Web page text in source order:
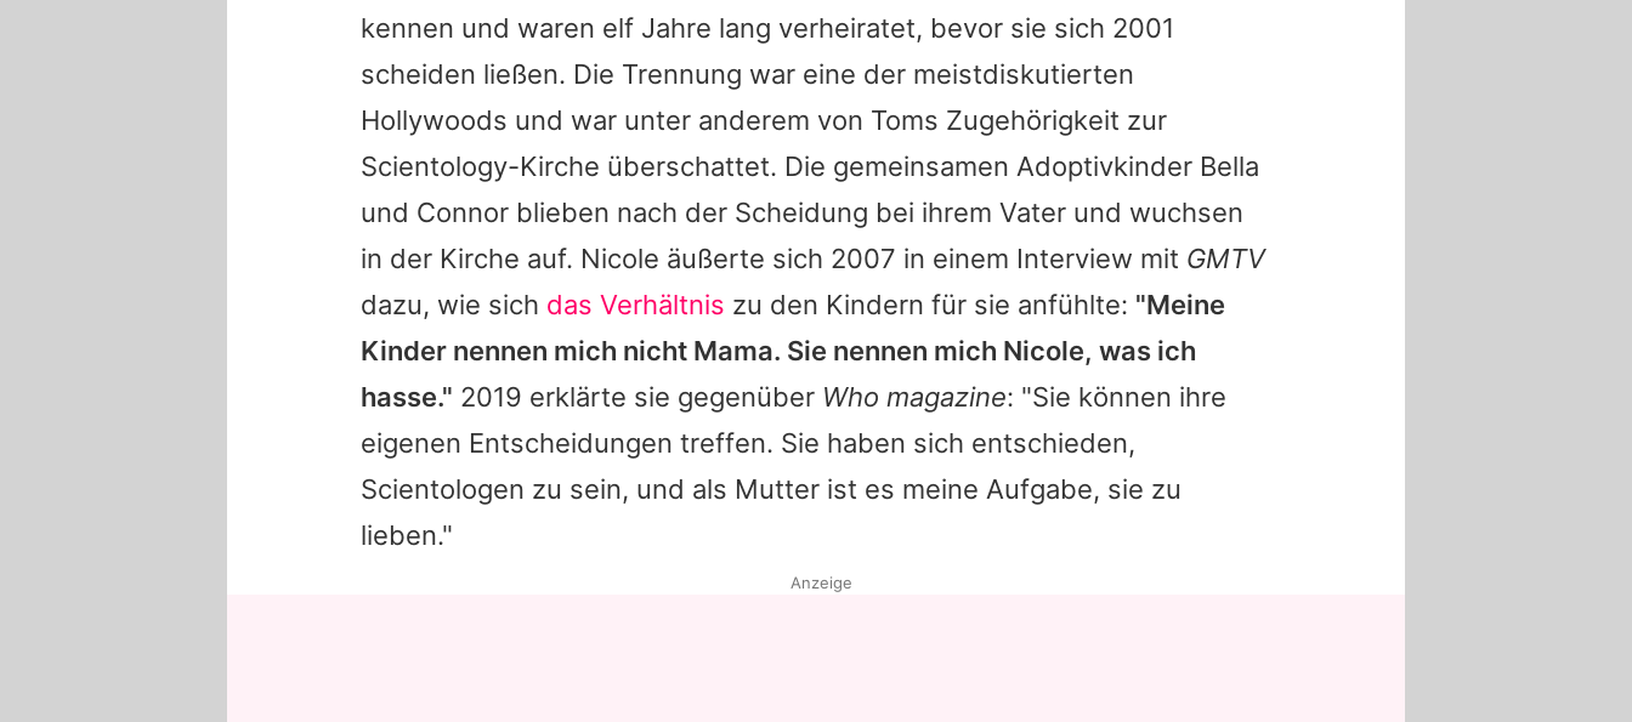
kennen und waren elf Jahre lang verheiratet, bevor sie sich 2001
scheiden ließen. Die Trennung war eine der meistdiskutierten
Hollywoods und war unter anderem von Toms Zugehörigkeit zur
Scientology-Kirche überschattet. Die gemeinsamen Adoptivkinder Bella
und Connor blieben nach der Scheidung bei ihrem Vater und wuchsen
in der Kirche auf. Nicole äußerte sich 2007 in einem Interview mit GMTV
dazu, wie sich das Verhältnis zu den Kindern für sie anfühlte: "Meine
Kinder nennen mich nicht Mama. Sie nennen mich Nicole, was ich
hasse." 2019 erklärte sie gegenüber Who magazine: "Sie können ihre
eigenen Entscheidungen treffen. Sie haben sich entschieden,
Scientologen zu sein, und als Mutter ist es meine Aufgabe, sie zu
lieben."
Anzeige